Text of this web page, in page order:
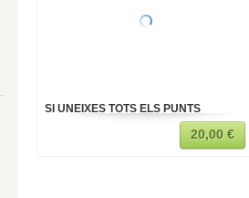
SI UNEIXES TOTS ELS PUNTS
20,00 €